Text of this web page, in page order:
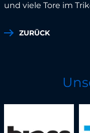
und viele Tore im
ZURÜCK